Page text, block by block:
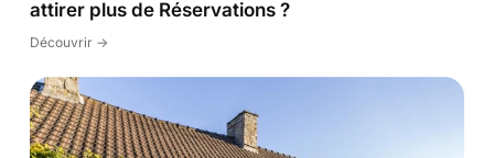
attirer plus de Réservations ?
Découvrir ->